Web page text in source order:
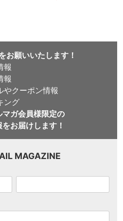
お願いいたします！
報
報
クーポン情報
ング
マガ会員様限定の
お届けします！
MAGAZINE